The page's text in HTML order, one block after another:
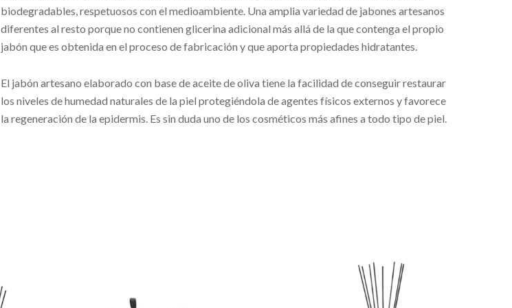
biodegradables, respetuosos con el medioambiente. Una amplia variedad de jabones artesanos
diferentes al resto porque no contienen glicerina adicional más allá de la que contenga el propio
jabón que es obtenida en el proceso de fabricación y que aporta propiedades hidratantes.
El jabón artesano elaborado con base de aceite de oliva tiene la facilidad de conseguir restaurar
los niveles de humedad naturales de la piel protegiéndola de agentes físicos externos y favorece
la regeneración de la epidermis. Es sin duda uno de los cosméticos más afines a todo tipo de piel.